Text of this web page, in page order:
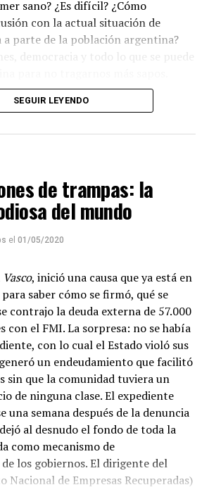
sano? ¿Es difícil? ¿Cómo
con la actual situación de
a parte de la población argentina?
democracia y todo lo que se puede
completo).
este programa es libre. Sólo tenés
ainfolavaca@yahoo.com.ar
de Decí MU
SEGUIR LEYENDO
de trampas: la
del mundo
el 01/05/2020
Vasco, inició una causa que ya está en
saber cómo se firmó, qué se
contrajo la deuda externa de 57.000
con el FMI. La sorpresa: no se había
con lo cual el Estado violó sus
un endeudamiento que facilitó
sin que la comunidad tuviera un
de ninguna clase. El expediente
una semana después de la denuncia
al desnudo el fondo de toda la
como mecanismo de
los gobiernos. El dirigente del
Nacional de Empresas Recuperadas)